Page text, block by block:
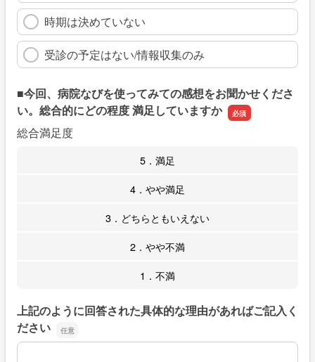
時期は決めていない
受診の予定はない/情報収集のみ
■今回、病院なびを使ってみての感想をお聞かせくださ
い。総合的にどの程度 満足していますか
総合満足度
5．満足
4．やや満足
3．どちらともいえない
2．やや不満
1．不満
上記のように回答された具体的な理由があればご記入く
ださい
上記のように回答された具体的な理由があればご記入くだ